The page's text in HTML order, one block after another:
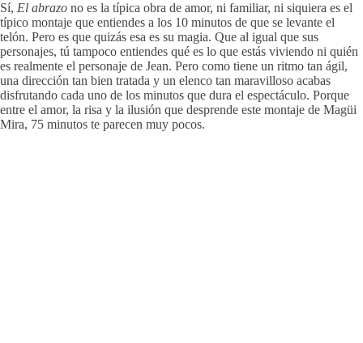
Sí, El abrazo no es la típica obra de amor, ni familiar, ni siquiera es el
típico montaje que entiendes a los 10 minutos de que se levante el
telón. Pero es que quizás esa es su magia. Que al igual que sus
personajes, tú tampoco entiendes qué es lo que estás viviendo ni quién
es realmente el personaje de Jean. Pero como tiene un ritmo tan ágil,
una dirección tan bien tratada y un elenco tan maravilloso acabas
disfrutando cada uno de los minutos que dura el espectáculo. Porque
entre el amor, la risa y la ilusión que desprende este montaje de Magüi
Mira, 75 minutos te parecen muy pocos.